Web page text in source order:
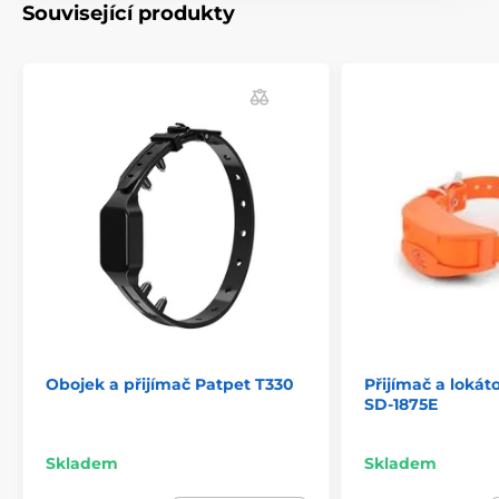
Příslušenství výcvikové obojky
Související produkty
Obojek a přijímač Patpet T330
Skladem
Přijímač a
SD-1875E
Skladem